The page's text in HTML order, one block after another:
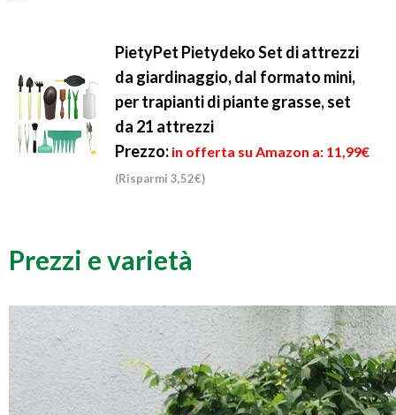
PietyPet Pietydeko Set di attrezzi
da giardinaggio, dal formato mini,
per trapianti di piante grasse, set
da 21 attrezzi
Prezzo: in offerta su Amazon a: 11,99€
(Risparmi 3,52€)
Prezzi e varietà